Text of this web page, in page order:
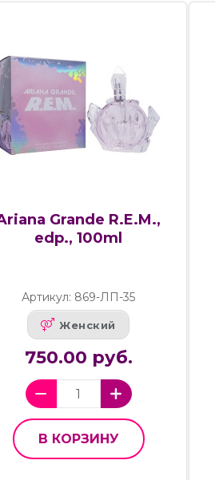
Grande R.E.M.,
edp., 100ml
Артикул: 869-ЛП-35
Женский
750.00 руб.
В КОРЗИНУ